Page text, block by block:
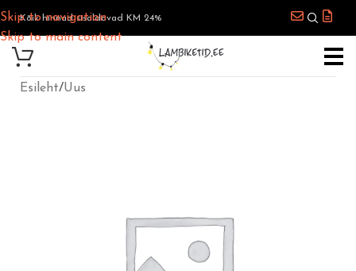
Skip to navigation
Skip to main content
Kõik hinnad sisaldavad KM 24%
Esileht/Uus